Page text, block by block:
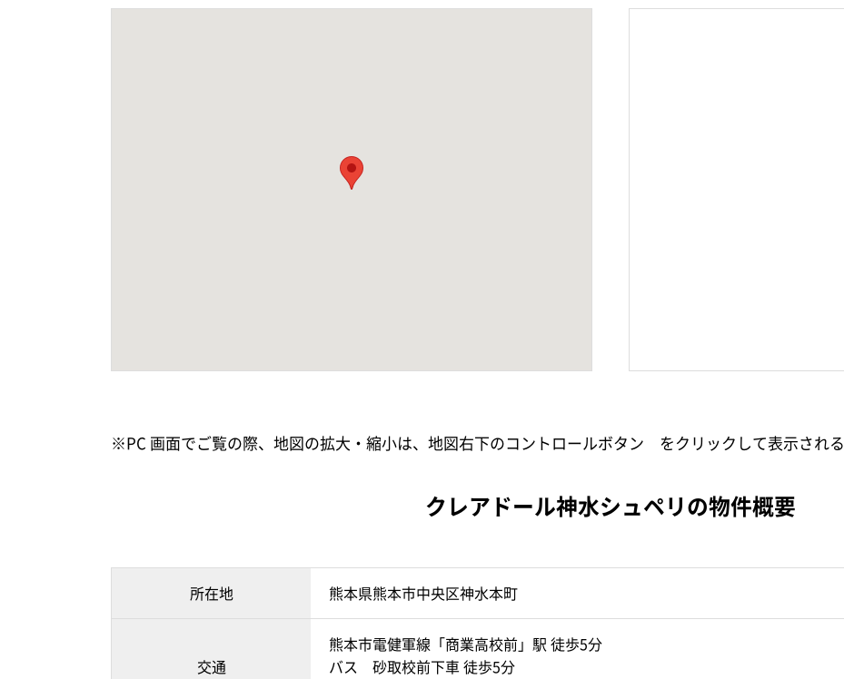
※PC 画面でご覧の際、地図の拡大・縮小は、地図右下のコントロールボタン をクリックして表示される
クレアドール神水シュペリの物件概要
所在地 熊本県熊本市中央区神水本町
交通
熊本市電健軍線「商業高校前」駅 徒歩5分
バス 砂取校前下車 徒歩5分